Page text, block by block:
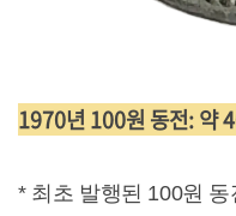
1970년 100원 동전: 약
* 최초 발행된 100원